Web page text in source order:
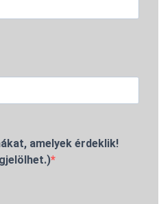
amelyek érdeklik!